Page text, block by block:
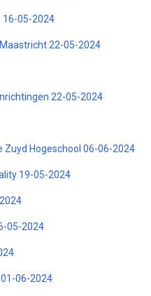
05-2024
22-05-2024
22-05-2024
Hogeschool 06-06-2024
19-05-2024
05-2024
06-2024